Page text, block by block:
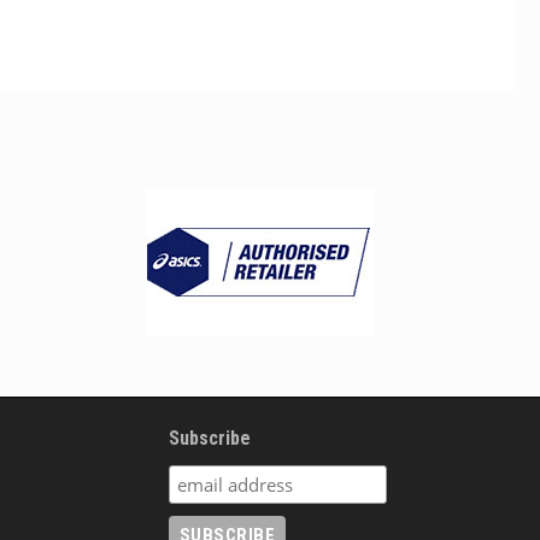
Subscribe